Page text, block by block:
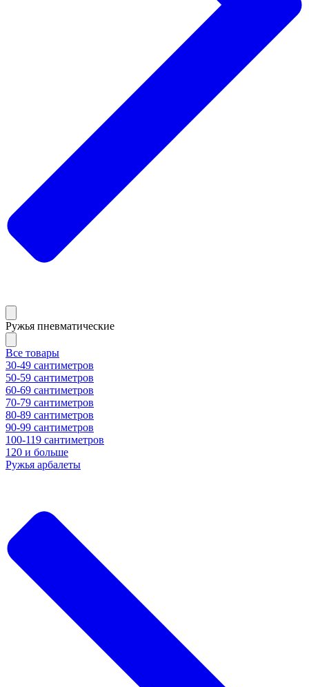
Ружья пневматические
Все товары
30-49 сантиметров
50-59 сантиметров
60-69 сантиметров
70-79 сантиметров
80-89 сантиметров
90-99 сантиметров
100-119 сантиметров
120 и больше
Ружья арбалеты